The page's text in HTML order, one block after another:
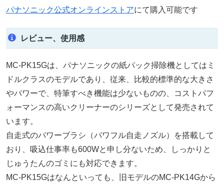
パナソニック公式オンラインストアにて購入可能です
レビュー、使用感
MC-PK15Gは、パナソニックの紙パック掃除機としてはミ
ドルクラスのモデルであり、従来、比較的標準的な大きさ
やパワーで、特筆すべき機能は少ないものの、コストパフ
ォーマンスの高いクリーナーのシリーズとして発売されて
います。
自走式のパワーブラシ（パワフル自走ノズル）を搭載して
おり、吸込仕事率も600Wと申し分ないため、しっかりと
じゅうたんのゴミにも対応できます。
MC-PK15Gはなんといっても、旧モデルのMC-PK14Gから